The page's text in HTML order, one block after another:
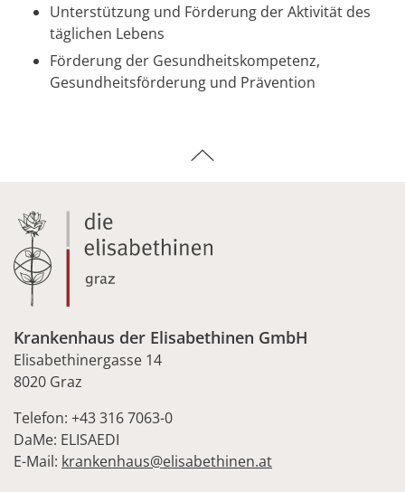
Unterstützung und Förderung der Aktivität des
täglichen Lebens
Förderung der Gesundheitskompetenz,
Gesundheitsförderung und Prävention
Krankenhaus der Elisabethinen GmbH
Elisabethinergasse 14
8020 Graz
Telefon: +43 316 7063-0
DaMe: ELISAEDI
E-Mail: krankenhaus@elisabethinen.at